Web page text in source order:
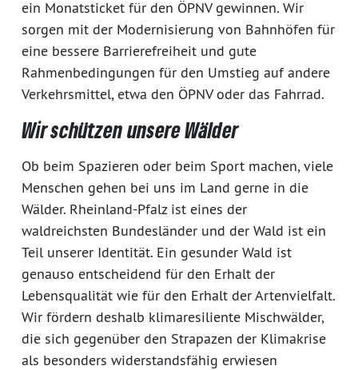
ein Monatsticket für den ÖPNV gewinnen. Wir
sorgen mit der Modernisierung von Bahnhöfen für
eine bessere Barrierefreiheit und gute
Rahmenbedingungen für den Umstieg auf andere
Verkehrsmittel, etwa den ÖPNV oder das Fahrrad.
Wir schützen unsere Wälder
Ob beim Spazieren oder beim Sport machen, viele
Menschen gehen bei uns im Land gerne in die
Wälder. Rheinland-Pfalz ist eines der
waldreichsten Bundesländer und der Wald ist ein
Teil unserer Identität. Ein gesunder Wald ist
genauso entscheidend für den Erhalt der
Lebensqualität wie für den Erhalt der Artenvielfalt.
Wir fördern deshalb klimaresiliente Mischwälder,
die sich gegenüber den Strapazen der Klimakrise
als besonders widerstandsfähig erwiesen